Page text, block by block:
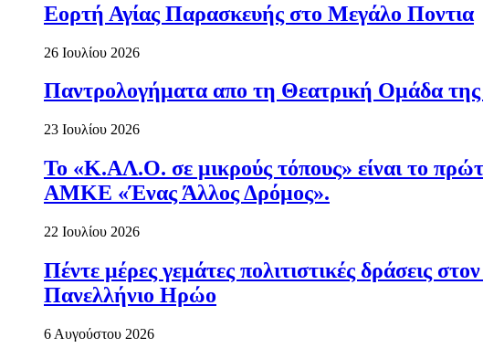
Εορτή Αγίας Παρασκευής στο Μεγάλο Ποντια
26 Ιουλίου 2026
Παντρολογήματα απο τη Θεατρική Ομάδα
23 Ιουλίου 2026
Το «Κ.ΑΛ.Ο. σε μικρούς τόπους» είναι το
ΑΜΚΕ «Ένας Άλλος Δρόμος».
22 Ιουλίου 2026
Πέντε μέρες γεμάτες πολιτιστικές δράσεις
Πανελλήνιο Ηρώο
6 Αυγούστου 2026